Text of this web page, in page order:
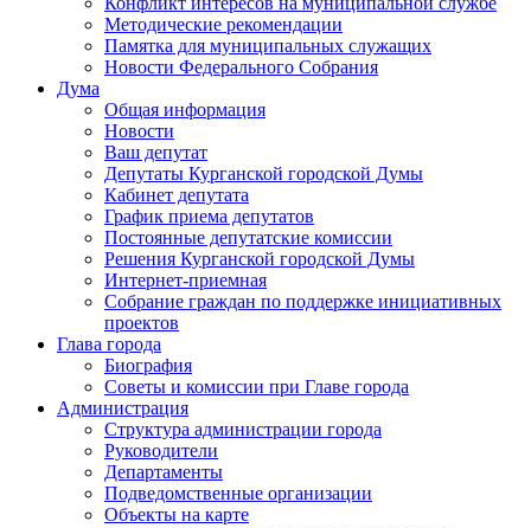
Методические рекомендации
Памятка для муниципальных служащих
Новости Федерального Cобрания
Дума
Общая информация
Новости
Ваш депутат
Депутаты Курганской городской Думы
Кабинет депутата
График приема депутатов
Постоянные депутатские комиссии
Решения Курганской городской Думы
Интернет-приемная
Собрание граждан по поддержке инициативных
проектов
Глава города
Биография
Советы и комиссии при Главе города
Администрация
Структура администрации города
Руководители
Департаменты
Подведомственные организации
Объекты на карте